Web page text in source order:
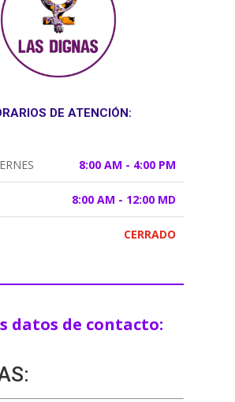
DE ATENCIÓN:
8:00 AM - 4:00 PM
8:00 AM - 12:00 MD
CERRADO
datos de contacto: